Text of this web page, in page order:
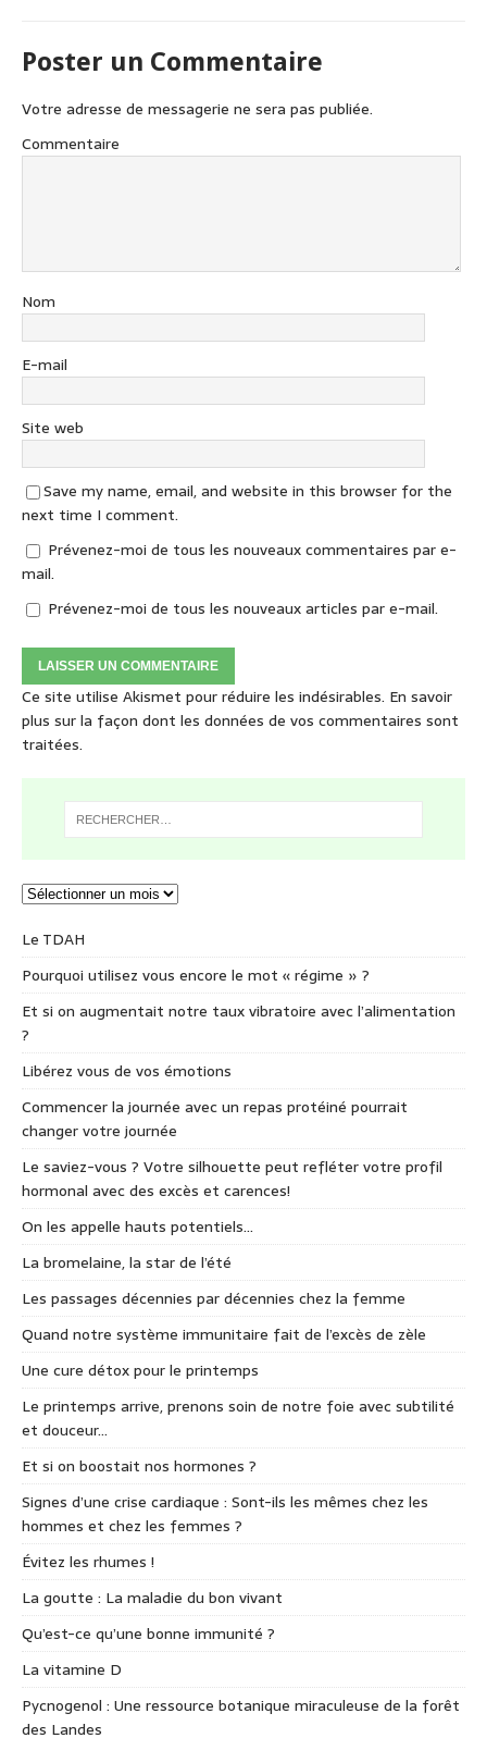
k
Poster un Commentaire
Votre adresse de messagerie ne sera pas publiée.
Commentaire
Nom
E-mail
Site web
Save my name, email, and website in this browser for the
next time I comment.
Prévenez-moi de tous les nouveaux commentaires par e-
mail.
Prévenez-moi de tous les nouveaux articles par e-mail.
Ce site utilise Akismet pour réduire les indésirables. En savoir
plus sur la façon dont les données de vos commentaires sont
traitées.
Le TDAH
Pourquoi utilisez vous encore le mot « régime » ?
Et si on augmentait notre taux vibratoire avec l’alimentation
?
Libérez vous de vos émotions
Commencer la journée avec un repas protéiné pourrait
changer votre journée
Le saviez-vous ? Votre silhouette peut refléter votre profil
hormonal avec des excès et carences!
On les appelle hauts potentiels…
La bromelaine, la star de l’été
Les passages décennies par décennies chez la femme
Quand notre système immunitaire fait de l’excès de zèle
Une cure détox pour le printemps
Le printemps arrive, prenons soin de notre foie avec subtilité
et douceur…
Et si on boostait nos hormones ?
Signes d’une crise cardiaque : Sont-ils les mêmes chez les
hommes et chez les femmes ?
Évitez les rhumes !
La goutte : La maladie du bon vivant
Qu’est-ce qu’une bonne immunité ?
La vitamine D
Pycnogenol : Une ressource botanique miraculeuse de la forêt
des Landes